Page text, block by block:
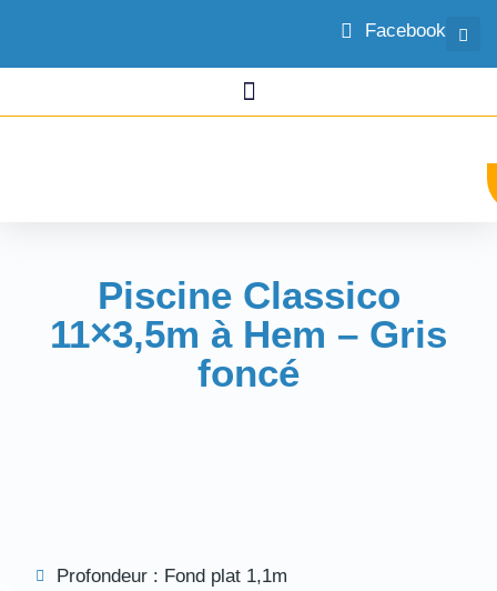
Facebook
Piscine Classico
11×3,5m à Hem – Gris
foncé
Profondeur : Fond plat 1,1m